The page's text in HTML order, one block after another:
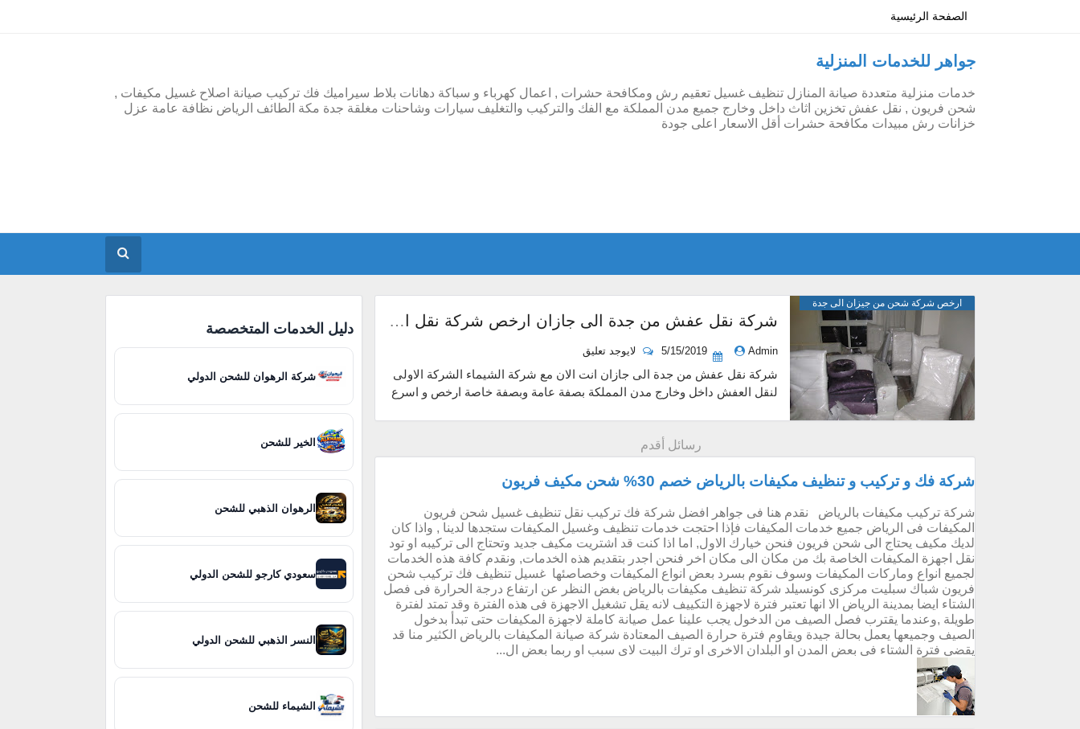
الصفحة الرئيسية
جواهر للخدمات المنزلية
خدمات منزلية متعددة صيانة المنازل تنظيف غسيل تعقيم رش ومكافحة حشرات , اعمال كهرباء و سباكة دهانات بلاط سيراميك فك تركيب صيانة اصلاح غسيل مكيفات ,
شحن فريون , نقل عفش تخزين اثاث داخل وخارج جميع مدن المملكة مع الفك والتركيب والتغليف سيارات وشاحنات مغلقة جدة مكة الطائف الرياض نظافة عامة عزل
خزانات رش مبيدات مكافحة حشرات أقل الاسعار اعلى جودة
ارخص شركة شحن من جيزان الى جدة
شركة نقل عفش من جدة الى جازان ارخص شركة نقل اثاث من جده لجيزان مع الفك والتركيب والتغليف والضمان
Admin
5/15/2019 لايوجد تعليق
شركة نقل عفش من جدة الى جازان انت الان مع شركة الشيماء الشركة الاولى
لنقل العفش داخل وخارج مدن المملكة بصفة عامة وبصفة خاصة ارخص و اسرع
رسائل أقدم
شركة فك و تركيب و تنظيف مكيفات بالرياض خصم 30% شحن مكيف فريون
شركة تركيب مكيفات بالرياض نقدم هنا فى جواهر افضل شركة فك تركيب نقل تنظيف غسيل شحن فريون
المكيفات فى الرياض جميع خدمات المكيفات فإذا احتجت خدمات تنظيف وغسيل المكيفات ستجدها لدينا , واذا كان
لديك مكيف يحتاج الى شحن فريون فنحن خيارك الاول, اما اذا كنت قد اشتريت مكيف جديد وتحتاج الى تركيبه او تود
نقل اجهزة المكيفات الخاصة بك من مكان الى مكان اخر فنحن اجدر بتقديم هذه الخدمات, ونقدم كافة هذه الخدمات
لجميع انواع وماركات المكيفات وسوف نقوم بسرد بعض انواع المكيفات وخصاصئها غسيل تنظيف فك تركيب شحن
فريون شباك سبليت مركزى كونسيلد شركة تنظيف مكيفات بالرياض بغض النظر عن ارتفاع درجة الحرارة فى فصل
الشتاء ايضا بمدينة الرياض الا انها تعتبر فترة لاجهزة التكييف لانه يقل تشغيل الاجهزة فى هذه الفترة وقد تمتد لفترة
طويلة ,وعندما يقترب فصل الصيف من الدخول يجب علينا عمل صيانة كاملة لاجهزة المكيفات حتى تبدأ بدخول
الصيف وجميعها يعمل بحالة جيدة ويقاوم فترة حرارة الصيف المعتادة شركة صيانة المكيفات بالرياض الكثير منا قد
يقضى فترة الشتاء فى بعض المدن او البلدان الاخرى او ترك البيت لاى سبب او ربما بعض ال...
دليل الخدمات المتخصصة
شركة الرهوان للشحن الدولي
الخير للشحن
الرهوان الذهبي للشحن
سعودي كارجو للشحن الدولي
النسر الذهبي للشحن الدولي
الشيماء للشحن